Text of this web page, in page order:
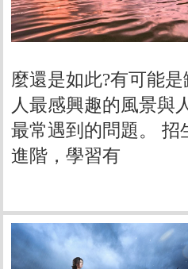
麼還是如此?有可能
人最感興趣的風景與
最常遇到的問題。 招
進階，學習有